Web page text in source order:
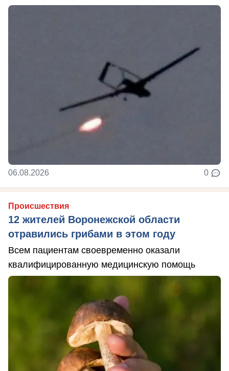
06.08.2026 0
Происшествия
12 жителей Воронежской области
отравились грибами в этом году
Всем пациентам своевременно оказали
квалифицированную медицинскую помощь